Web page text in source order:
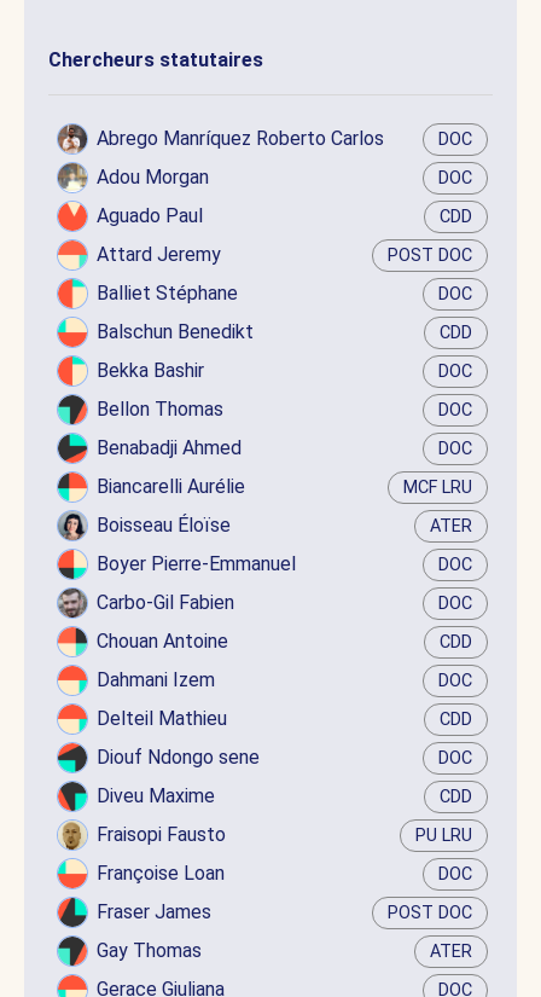
Chercheurs statutaires
Abrego Manríquez Roberto Carlos DOC
Adou Morgan DOC
Aguado Paul CDD
Attard Jeremy POST DOC
Balliet Stéphane DOC
Balschun Benedikt CDD
Bekka Bashir DOC
Bellon Thomas DOC
Benabadji Ahmed DOC
Biancarelli Aurélie MCF LRU
Boisseau Éloïse ATER
Boyer Pierre-Emmanuel DOC
Carbo-Gil Fabien DOC
Chouan Antoine CDD
Dahmani Izem DOC
Delteil Mathieu CDD
Diouf Ndongo sene DOC
Diveu Maxime CDD
Fraisopi Fausto PU LRU
Françoise Loan DOC
Fraser James POST DOC
Gay Thomas ATER
Gerace Giuliana DOC